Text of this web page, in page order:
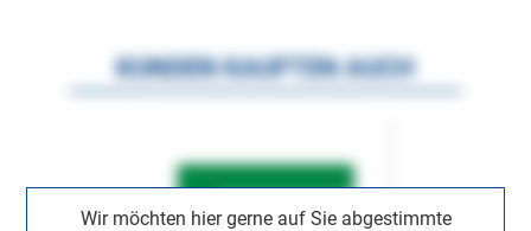
Wir möchten hier gerne auf Sie abgestimmte
KUNDEN KAUFTEN AUCH